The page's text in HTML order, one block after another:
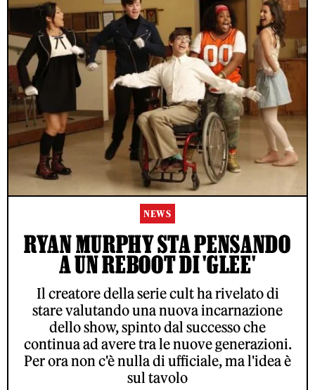
NEWS
RYAN MURPHY STA PENSANDO
A UN REBOOT DI 'GLEE'
Il creatore della serie cult ha rivelato di
stare valutando una nuova incarnazione
dello show, spinto dal successo che
continua ad avere tra le nuove generazioni.
Per ora non c'è nulla di ufficiale, ma l'idea è
sul tavolo